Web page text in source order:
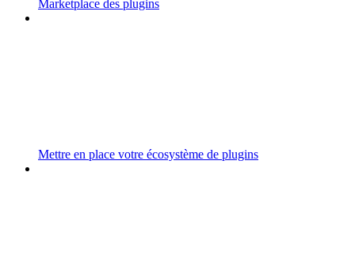
Marketplace des plugins
Mettre en place votre écosystème de plugins